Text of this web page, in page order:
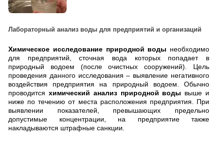
Лабораторный анализ воды для предприятий и организаций
Химическое исследование природной воды необходимо
для предприятий, сточная вода которых попадает в
природный водоем (после очистных сооружений). Цель
проведения данного исследования – выявление негативного
воздействия предприятия на природный водоем. Обычно
проводится химический анализ природной воды выше и
ниже по течению от места расположения предприятия. При
выявлении показателей, превышающих предельно
допустимые концентрации, на предприятие также
накладываются штрафные санкции.